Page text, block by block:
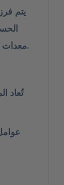
يتم
معدات حديثة للتنظيف الجاف والغسيل والكي.
تُعاد